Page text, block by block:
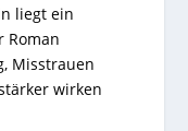
liegt ein
Roman
Misstrauen
wirken